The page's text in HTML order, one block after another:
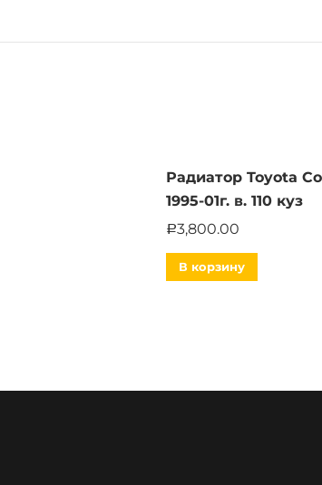
Радиатор Toyota
1995-01г. в. 110 куз
Р3,800.00
В корзину